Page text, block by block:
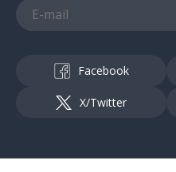
Facebook
X/Twitter